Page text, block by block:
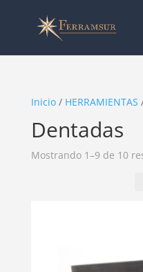
Inicio/ HERRAMIENTAS
Dentadas
Mostrando 1–9 de 10